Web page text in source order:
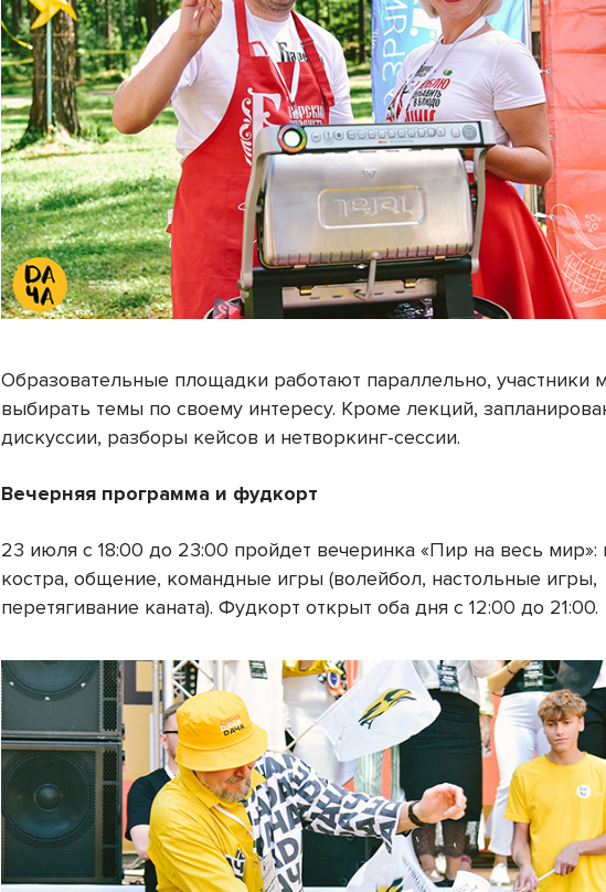
Образовательные площадки работают параллельно, участники
выбирать темы по своему интересу. Кроме лекций,
дискуссии, разборы кейсов и нетворкинг-сессии.
Вечерняя программа и фудкорт
23 июля с 18:00 до 23:00 пройдет вечеринка «Пир на весь мир»:
костра, общение, командные игры (волейбол, настольные игры,
перетягивание каната). Фудкорт открыт оба дня с 12:00 до 21:00.